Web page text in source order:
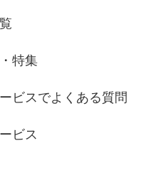
特集
ビスでよくある質問
ビス